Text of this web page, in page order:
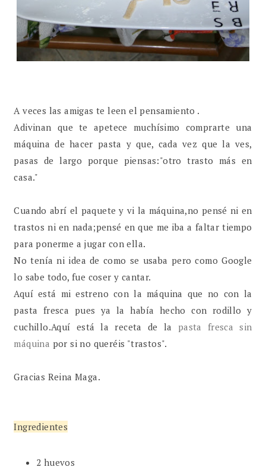
A veces las amigas te leen el pensamiento .
Adivinan que te apetece muchísimo comprarte una
máquina de hacer pasta y que, cada vez que la ves,
pasas de largo porque piensas:"otro trasto más en
casa."
Cuando abrí el paquete y vi la máquina,no pensé ni en
trastos ni en nada;pensé en que me iba a faltar tiempo
para ponerme a jugar con ella.
No tenía ni idea de como se usaba pero como Google
lo sabe todo, fue coser y cantar.
Aquí está mi estreno con la máquina que no con la
pasta fresca pues ya la había hecho con rodillo y
cuchillo.Aquí está la receta de la pasta fresca sin
máquina por si no queréis "trastos".
Gracias Reina Maga.
Ingredientes
2 huevos